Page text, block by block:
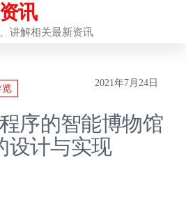
讯
讲解相关最新资讯
览
2021年7月24日
序的智能博物馆
设计与实现